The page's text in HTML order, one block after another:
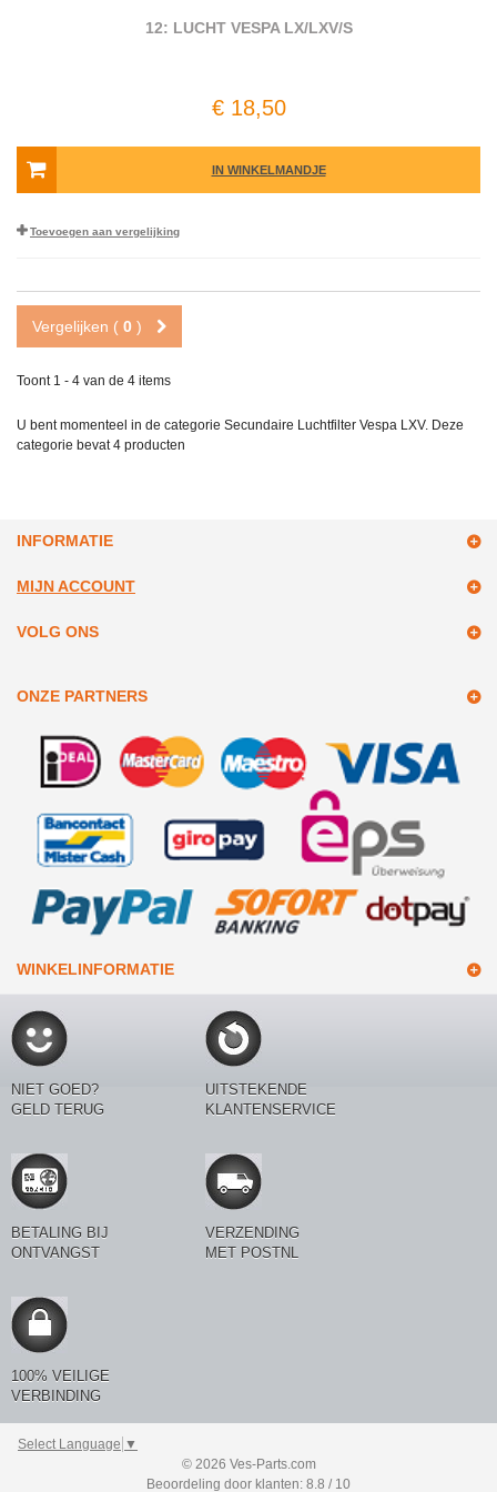
12: LUCHT VESPA LX/LXV/S
€ 18,50
IN WINKELMANDJE
Toevoegen aan vergelijking
Vergelijken ( 0 )
Toont 1 - 4 van de 4 items
U bent momenteel in de categorie Secundaire Luchtfilter Vespa LXV. Deze
categorie bevat4 producten
INFORMATIE
MIJN ACCOUNT
VOLG ONS
ONZE PARTNERS
WINKELINFORMATIE
NIET GOED?
GELD TERUG
UITSTEKENDE
KLANTENSERVICE
BETALING BIJ
ONTVANGST
VERZENDING
MET POSTNL
100% VEILIGE
VERBINDING
Select Language ▼
© 2026 Ves-Parts.com
Beoordeling door klanten: 8.8 / 10